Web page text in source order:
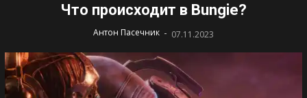
Что происходит в Bungie?
Антон Пасечник - 07.11.2023